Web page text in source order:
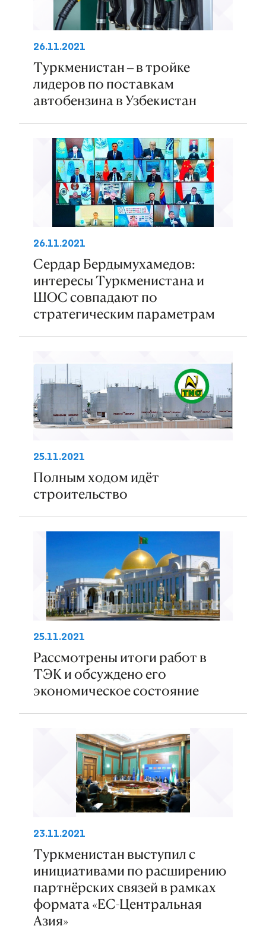
26.11.2021
Туркменистан – в тройке
лидеров по поставкам
автобензина в Узбекистан
26.11.2021
Сердар Бердымухамедов:
интересы Туркменистана и
ШОС совпадают по
стратегическим параметрам
25.11.2021
Полным ходом идёт
строительство
25.11.2021
Рассмотрены итоги работ в
ТЭК и обсуждено его
экономическое состояние
23.11.2021
Туркменистан выступил с
инициативами по расширению
партнёрских связей в рамках
формата «ЕС-Центральная
Азия»